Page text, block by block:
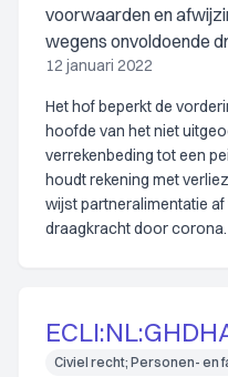
voorwaarden en
wegens onvoldoende
12 januari 2022
Het hof beperkt de
hoofde van het niet
verrekenbeding tot een
houdt rekening met
wijst partneralimentatie
draagkracht door corona.
Civiel recht; Personen- en